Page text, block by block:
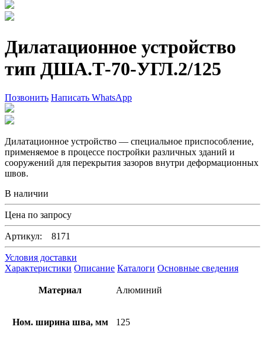
Дилатационное устройство
тип ДША.Т-70-УГЛ.2/125
Позвонить Написать WhatsApp
Дилатационное устройство — специальное приспособление,
применяемое в процессе постройки различных зданий и
сооружений для перекрытия зазоров внутри деформационных
швов.
В наличии
Цена по запросу
Артикул: 8171
Условия доставки
Характеристики Описание Каталоги Основные сведения
Материал Алюминий
Ном. ширина шва, мм 125